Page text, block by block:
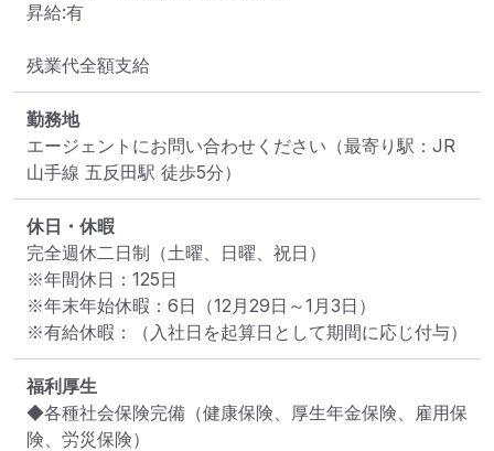
昇給:有
残業代全額支給
勤務地
エージェントにお問い合わせください （最寄り駅：JR
山手線 五反田駅 徒歩5分）
休日・休暇
完全週休二日制（土曜、日曜、祝日）
※年間休日：125日
※年末年始休暇：6日（12月29日～1月3日）
※有給休暇：（入社日を起算日として期間に応じ付与）
福利厚生
◆各種社会保険完備（健康保険、厚生年金保険、雇用保
険、労災保険）